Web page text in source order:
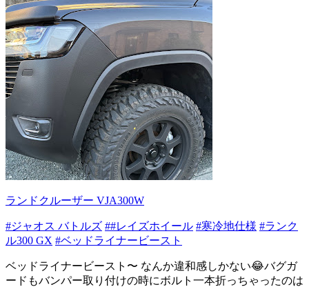
ランドクルーザー VJA300W
#ジャオス バトルズ ##レイズホイール #寒冷地仕様 #ランク
ル300 GX #ベッドライナービースト
ベッドライナービースト〜 なんか違和感しかない😂バグガ
ードもバンパー取り付けの時にボルト一本折っちゃったのは